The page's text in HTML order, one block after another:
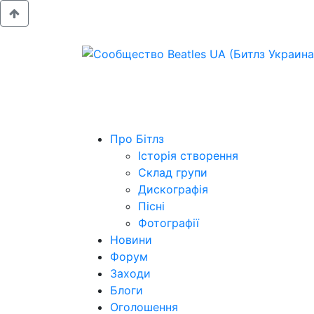
Про Бітлз
Історія створення
Склад групи
Дискографія
Пісні
Фотографії
Новини
Форум
Заходи
Блоги
Оголошення